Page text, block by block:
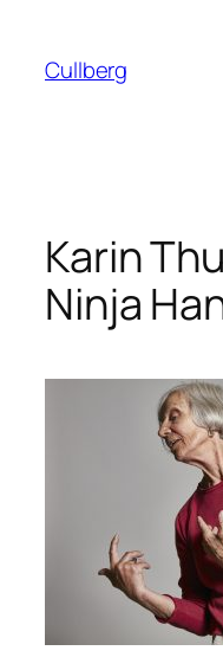
innehåll
Cullberg
Karin
Ninja